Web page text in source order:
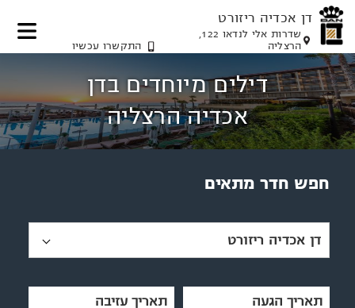
דלג
לאזור
תפריט
עליון
דלג
לאזור
הזמנת
חדר
דלג
לתוכן
המרכזי
דלג
לאזור
תפריט
תחתון
דן אכדיה ריזורט
הרצליה
התקשרו עכשיו
דילים מיוחדים בדן
אכדיה הרצליה
חפש חדר מתאים
דן אכדיה ריזורט